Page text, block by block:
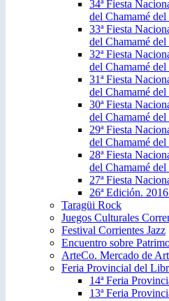
34ª Fiesta
del Chamamé
33ª Fiesta
del Chamamé
32ª Fiesta
del Chamamé
31ª Fiesta
del Chamamé
30ª Fiesta
del Chamamé
29ª Fiesta
del Chamamé
28ª Fiesta
del Chamamé
27ª Fiesta
26ª Edición.
Taragüi Rock
Juegos Culturales
Festival Corrientes Jazz
Encuentro sobre
ArteCo. Mercado de
Feria Provincial del
14ª Feria
13ª Feria